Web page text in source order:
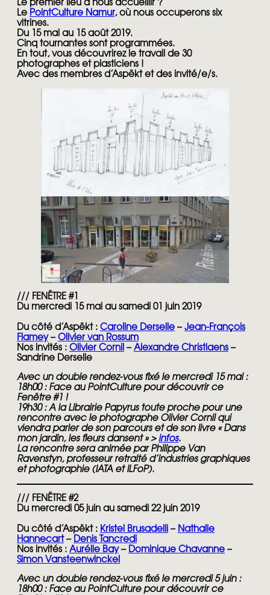
Le premier lieu à nous accueillir ?
Le PointCulture Namur, où nous occuperons six
vitrines.
Du 15 mai au 15 août 2019.
Cinq tournantes sont programmées.
En tout, vous découvrirez le travail de 30
photographes et plasticiens !
Avec des membres d’Aspëkt et des invité/e/s.
/// FENËTRE #1
Du mercredi 15 mai au samedi 01 juin 2019
Du côté d’Aspëkt : Caroline Derselle – Jean-François
Flamey– Olivier van Rossum
Nos invités : Olivier Cornil – Alexandre Christiaens –
Sandrine Derselle
Avec un double rendez-vous fixé le mercredi 15 mai :
18h00 :Face au PointCulture pour découvrir ce
Fenëtre #1 !
19h30 : A la Librairie Papyrus toute proche pour une
rencontre avec le photographe Olivier Cornil qui
viendra parler de son parcours et de son livre « Dans
mon jardin, les fleurs dansent » > infos.
La rencontre sera animée par Philippe Van
Ravenstyn, professeur retraité d’industries graphiques
et photographie (IATA et ILFoP).
/// FENËTRE #2
Du mercredi 05 juin au samedi 22 juin 2019
Du côté d’Aspëkt : Kristel Brusadelli – Nathalie
Hannecart– Denis Tancredi
Nos invités : Aurélie Bay– Dominique Chavanne –
Simon Vansteenwinckel
Avec un double rendez-vous fixé le mercredi 5 juin :
18h00 :Face au PointCulture pour découvrir ce